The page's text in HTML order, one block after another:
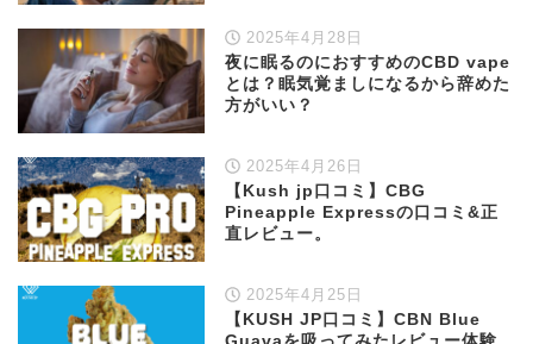
2025年4月28日
夜に眠るのにおすすめのCBD vape
とは？眠気覚ましになるから辞めた
方がいい？
2025年4月26日
【Kush jp口コミ】CBG
Pineapple Expressの口コミ&正
直レビュー。
2025年4月25日
【KUSH JP口コミ】CBN Blue